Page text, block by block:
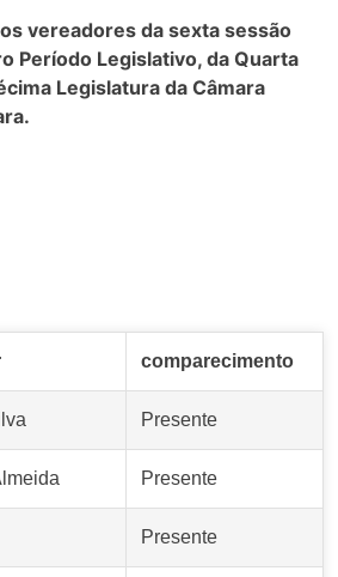
vereadores da sexta sessão
Período Legislativo, da Quarta
Legislatura da Câmara
comparecimento
Presente
Presente
Presente